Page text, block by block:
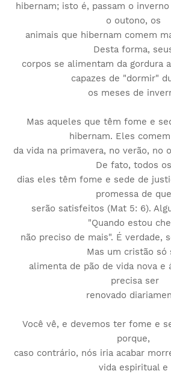
hibernam; isto é, passam o
o outono, os
animais que hibernam comem
Desta forma,
corpos se alimentam da gordura
capazes de "dormir"
os meses de
Mas aqueles que têm fome e
hibernam. Eles
da vida na primavera, no verão, no
De fato, todos os
dias eles têm fome e sede de
promessa de que
serão satisfeitos (Mat 5: 6).
"Quando estou
não preciso de mais". É verdade,
Mas um cristão só
alimenta de pão de vida nova e
precisa ser
renovado
Você vê, e devemos ter fome e
porque,
caso contrário, nós iria acabar
vida espiritual e